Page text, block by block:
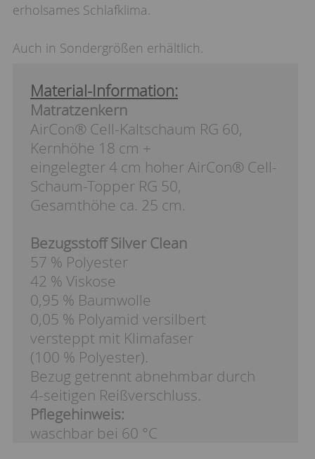
erholsames Schlafklima.
Auch in Sondergrößen erhältlich.
Material-Information:
Matratzenkern
AirCon® Cell-Kaltschaum RG 60,
Kernhöhe 18 cm +
eingelegter 4 cm hoher AirCon® Cell-
Schaum-Topper RG 50,
Gesamthöhe ca. 25 cm.
Bezugsstoff Silver Clean
57 % Polyester
42 % Viskose
0,95 % Baumwolle
0,05 % Polyamid versilbert
versteppt mit Klimafaser
(100 % Polyester).
Bezug getrennt abnehmbar durch
4-seitigen Reißverschluss.
Pflegehinweis:
waschbar bei 60 °C